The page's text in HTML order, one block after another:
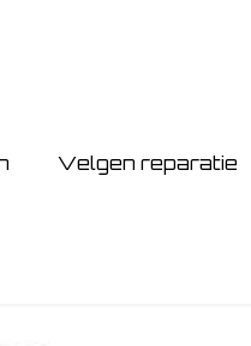
Velgen reparatie